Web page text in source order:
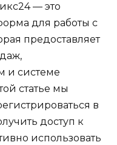
— это
для работы с
предоставляет
и системе
статье мы
в
доступ к
использовать